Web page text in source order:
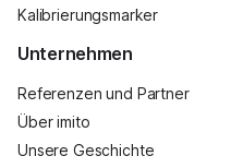
Kalibrierungsmarker
Unternehmen
Referenzen und Partner
Über imito
Unsere Geschichte